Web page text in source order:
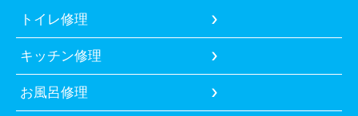
トイレ修理
キッチン修理
お風呂修理